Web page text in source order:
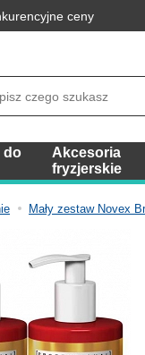
ceny
do
Akcesoria
fryzjerskie
Mały zestaw Novex